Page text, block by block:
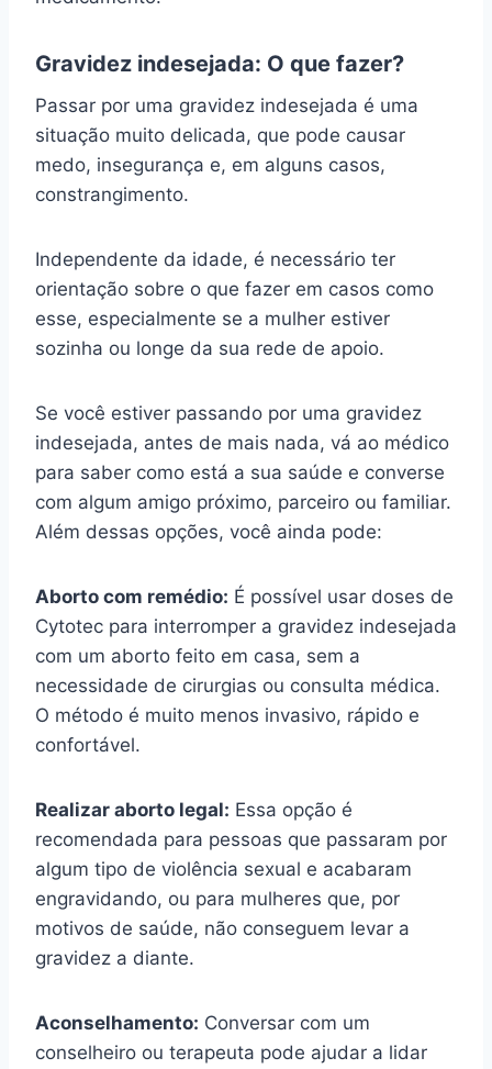
Gravidez indesejada: O que fazer?
Passar por uma gravidez indesejada é uma
situação muito delicada, que pode causar
medo, insegurança e, em alguns casos,
constrangimento.
Independente da idade, é necessário ter
orientação sobre o que fazer em casos como
esse, especialmente se a mulher estiver
sozinha ou longe da sua rede de apoio.
Se você estiver passando por uma gravidez
indesejada, antes de mais nada, vá ao médico
para saber como está a sua saúde e converse
com algum amigo próximo, parceiro ou familiar.
Além dessas opções, você ainda pode:
Aborto com remédio: É possível usar doses de
Cytotec para interromper a gravidez indesejada
com um aborto feito em casa, sem a
necessidade de cirurgias ou consulta médica.
O método é muito menos invasivo, rápido e
confortável.
Realizar aborto legal: Essa opção é
recomendada para pessoas que passaram por
algum tipo de violência sexual e acabaram
engravidando, ou para mulheres que, por
motivos de saúde, não conseguem levar a
gravidez a diante.
Aconselhamento: Conversar com um
conselheiro ou terapeuta pode ajudar a lidar